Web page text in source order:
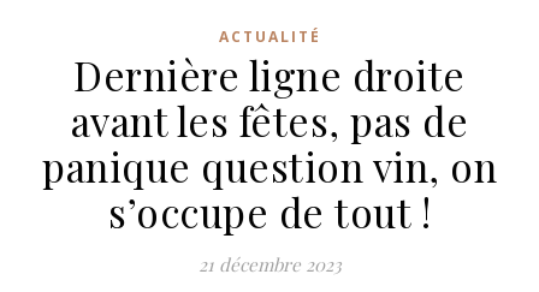
ACTUALITÉ
Dernière ligne droite
avant les fêtes, pas de
panique question vin, on
s’occupe de tout !
21 décembre 2023